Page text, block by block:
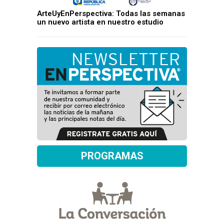
ArteUyEnPerspectiva: Todas las semanas
un nuevo artista en nuestro estudio
PROGRAMAS